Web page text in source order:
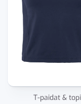
T-paidat &